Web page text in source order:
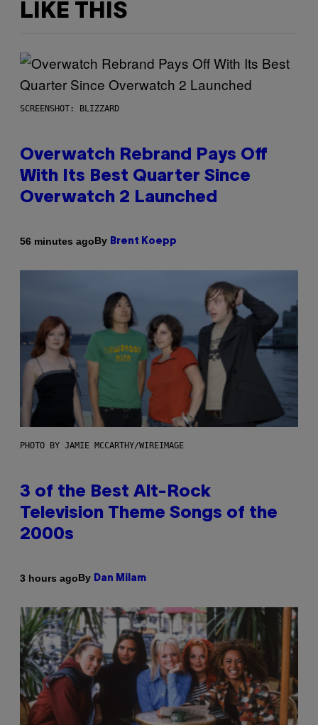
LIKE THIS
SCREENSHOT: BLIZZARD
Overwatch Rebrand Pays Off
With Its Best Quarter Since
Overwatch 2 Launched
56 minutes agoBy Brent Koepp
PHOTO BY JAMIE MCCARTHY/WIREIMAGE
3 of the Best Alt-Rock
Television Theme Songs of the
2000s
3 hours agoBy Dan Milam